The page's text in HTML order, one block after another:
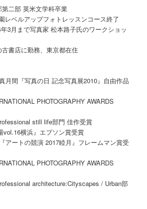
二部 英米文学科卒業
レベルアップフォトレッスンコース終了
3月まで写真家 松本路子氏のワークショッ
書店に勤務、東京都在住
月間『写真の日 記念写真展2010』自由作品
PHOTOGRAPHY AWARDS
still life部門 佳作受賞
vol.16横浜』エプソン賞受賞
アートの競演 2017睦月』フレームマン賞受
PHOTOGRAPHY AWARDS
architecture:Cityscapes / Urban部